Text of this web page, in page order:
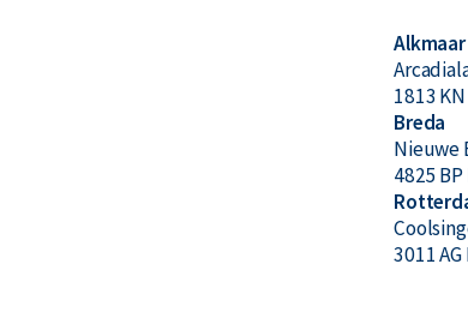
Alkmaar
1813
Breda
Nieuwe
4825
3011